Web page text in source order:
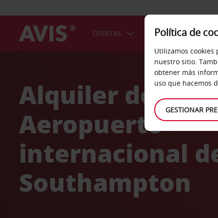
OFERTAS COCHES
Alquiler de
Aeropuerto
internacional
Southampton
Política de
Utilizamos
nuestro sitio.
obtener más
uso que hacemos
GESTIONAR